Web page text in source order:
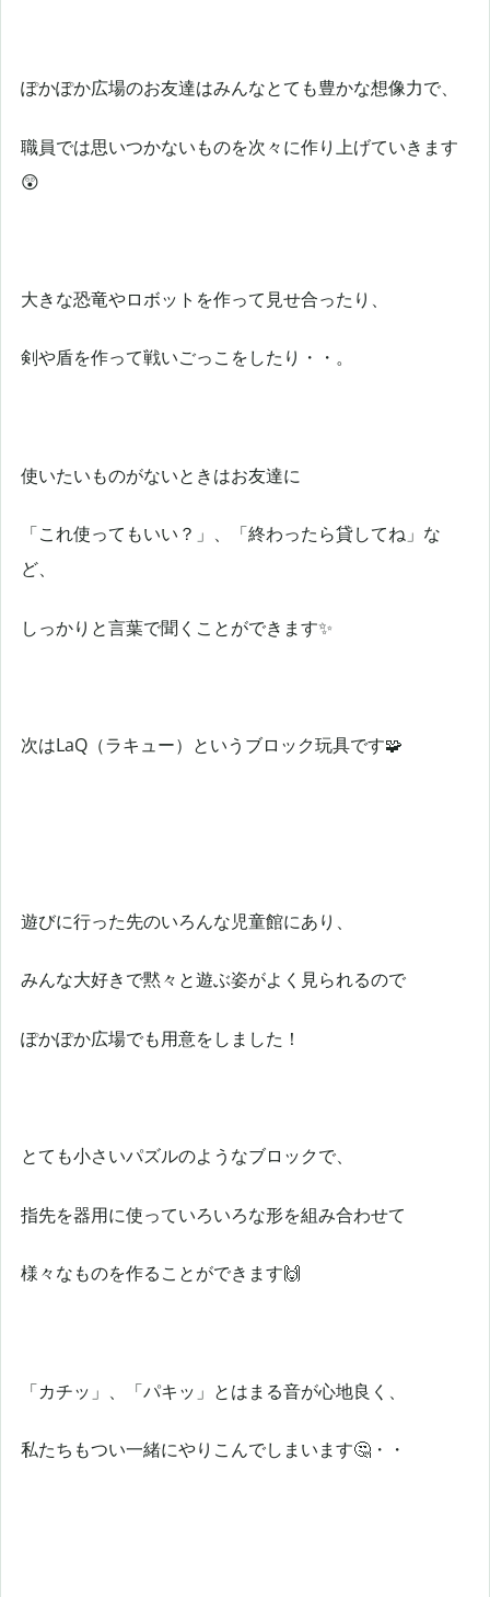
ぽかぽか広場のお友達はみんなとても豊かな想像力で、
職員では思いつかないものを次々に作り上げていきます
😲
大きな恐竜やロボットを作って見せ合ったり、
剣や盾を作って戦いごっこをしたり・・。
使いたいものがないときはお友達に
「これ使ってもいい？」、「終わったら貸してね」な
ど、
しっかりと言葉で聞くことができます✨
次はLaQ（ラキュー）というブロック玩具です🧩
遊びに行った先のいろんな児童館にあり、
みんな大好きで黙々と遊ぶ姿がよく見られるので
ぽかぽか広場でも用意をしました！
とても小さいパズルのようなブロックで、
指先を器用に使っていろいろな形を組み合わせて
様々なものを作ることができます🙌
「カチッ」、「パキッ」とはまる音が心地良く、
私たちもつい一緒にやりこんでしまいます🤔・・